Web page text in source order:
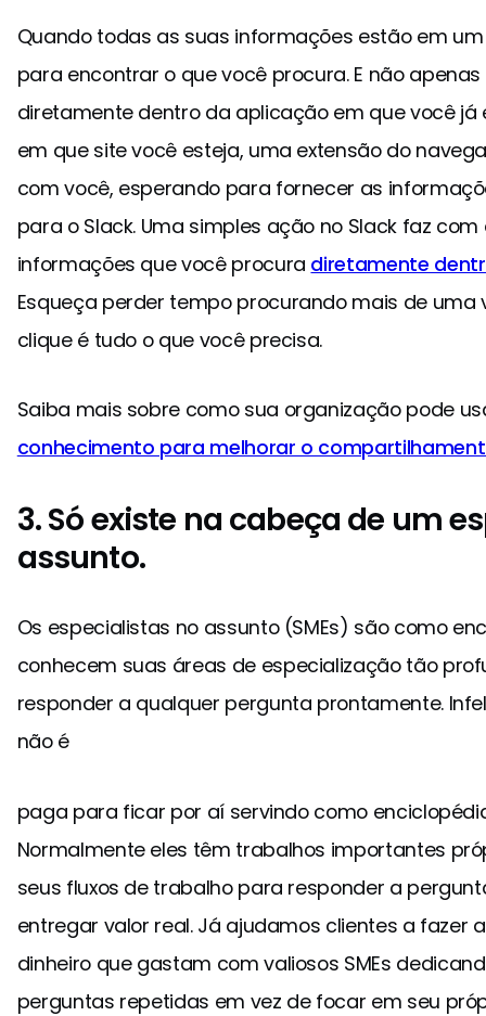
Quando todas as suas informações estão em
para encontrar o que você procura. E não
diretamente dentro da aplicação em que você
em que site você esteja, uma extensão do
com você, esperando para fornecer as
para o Slack. Uma simples ação no Slack faz
informações que você procura diretamente
Esqueça perder tempo procurando mais de
clique é tudo o que você precisa.
Saiba mais sobre como sua organização pode
conhecimento para melhorar o
3. Só existe na cabeça de um
assunto.
Os especialistas no assunto (SMEs) são como
conhecem suas áreas de especialização tão
responder a qualquer pergunta prontamente.
não é
paga para ficar por aí servindo como
Normalmente eles têm trabalhos importantes
seus fluxos de trabalho para responder a
entregar valor real. Já ajudamos clientes a fazer
dinheiro que gastam com valiosos SMEs
perguntas repetidas em vez de focar em seu